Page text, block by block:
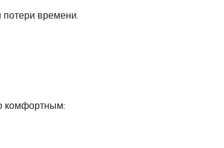
времени.
комфортным: